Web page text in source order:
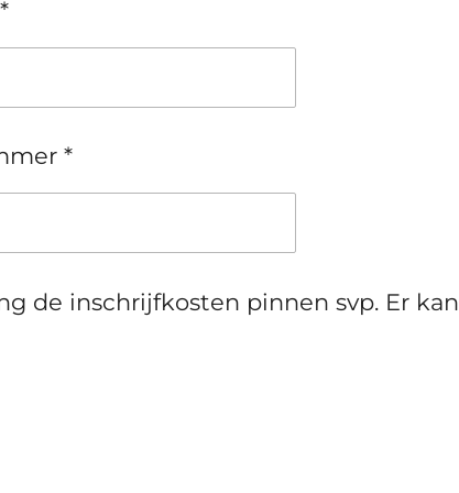
*
de inschrijfkosten pinnen svp. Er kan